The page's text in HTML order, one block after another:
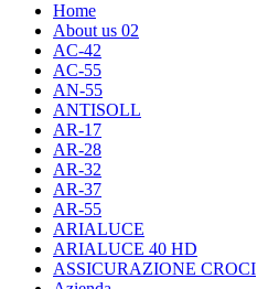
Home
About us 02
AC-42
AC-55
AN-55
ANTISOLL
AR-17
AR-28
AR-32
AR-37
AR-55
ARIALUCE
ARIALUCE 40 HD
ASSICURAZIONE CROCI